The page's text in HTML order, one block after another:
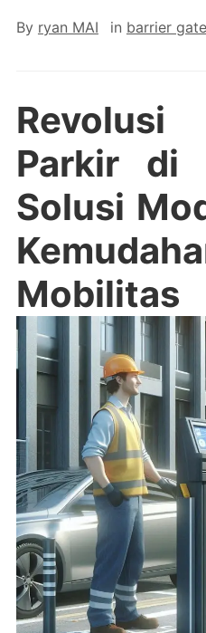
By ryan MAI in barrier gate
Parkir di
Solusi
Mobilitas